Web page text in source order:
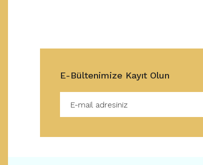
E-Bültenimize Kayıt Olun